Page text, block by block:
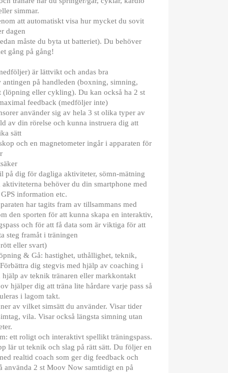
simmar.
att automatiskt visa hur mycket du sovit
dagen
måste du byta ut batteriet). Du behöver
gång på gång!
är lättvikt och andas bra
på handleden (boxning, simning,
(löpning eller cykling). Du kan också ha 2 st
feedback (medföljer inte)
använder sig av hela 3 st olika typer av
av din rörelse och kunna instruera dig att
sätt
och en magnetometer ingår i apparaten för
på dig för dagliga aktiviteter, sömn-mätning
behöver du din smartphone med
information etc.
har tagits fram av tillsammans med
den sporten för att kunna skapa en interaktiv,
och för att få data som är viktiga för att
steg framåt i träningen
eller svart)
& Gå: hastighet, uthållighet, teknik,
dig stegvis med hjälp av coaching i
av teknik tränaren eller markkontakt
hjälper dig att träna lite hårdare varje pass så
i lagom takt.
av vilket simsätt du använder. Visar tider
vila. Visar också längsta simning utan
ett roligt och interaktivt spellikt träningspass.
lär ut teknik och slag på rätt sätt. Du följer en
realtid coach som ger dig feedback och
använda 2 st Moov Now samtidigt en på